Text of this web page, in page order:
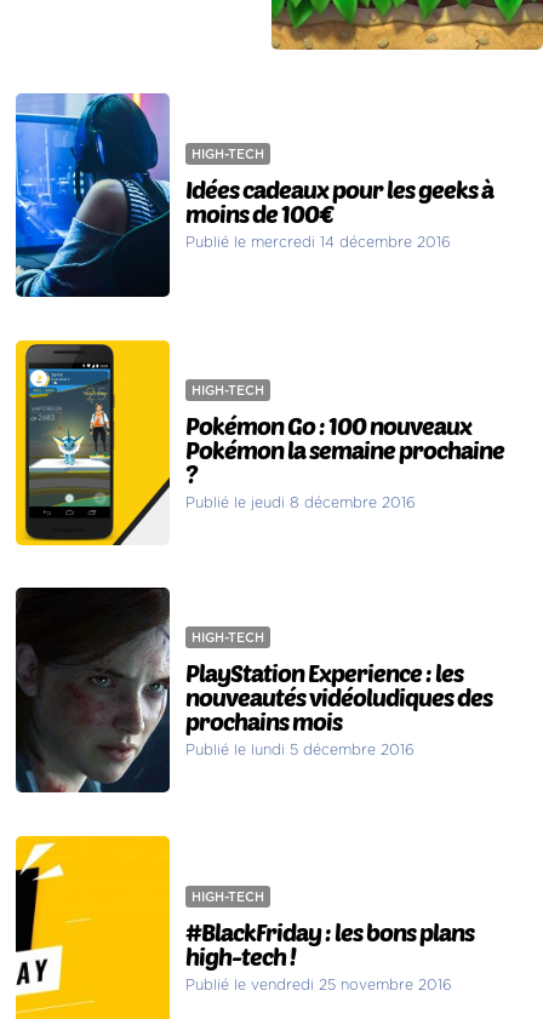
HIGH-TECH
Idées cadeaux pour les geeks à
moins de 100€
Publié le mercredi 14 décembre 2016
HIGH-TECH
Pokémon Go : 100 nouveaux
Pokémon la semaine prochaine
?
Publié le jeudi 8 décembre 2016
HIGH-TECH
PlayStation Experience : les
nouveautés vidéoludiques des
prochains mois
Publié le lundi 5 décembre 2016
HIGH-TECH
#BlackFriday : les bons plans
high-tech !
Publié le vendredi 25 novembre 2016